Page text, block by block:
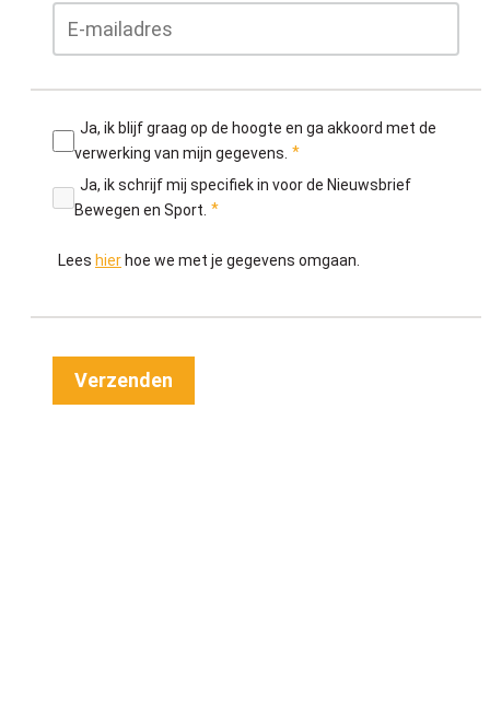
Ja, ik blijf graag op de hoogte en ga akkoord met de
verwerking van mijn gegevens.
Ja, ik schrijf mij specifiek in voor de Nieuwsbrief
Bewegen en Sport.
Lees hier hoe we met je gegevens omgaan.
Verzenden